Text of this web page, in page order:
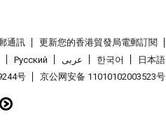
通訊 更新您的香港貿發局電郵訂閱
Pусский عربى 한국어
日本語
号 京公网安备 11010102003523号